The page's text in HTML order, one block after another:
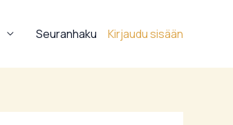
Seuranhaku Kirjaudu sisään